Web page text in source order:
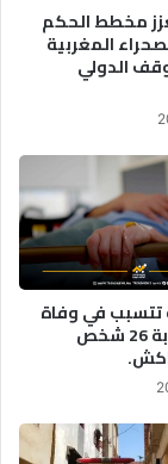
مخطط الحكم
المغربية
الدولي
تتسبب في وفاة
شخص وإصابة 26 شخص